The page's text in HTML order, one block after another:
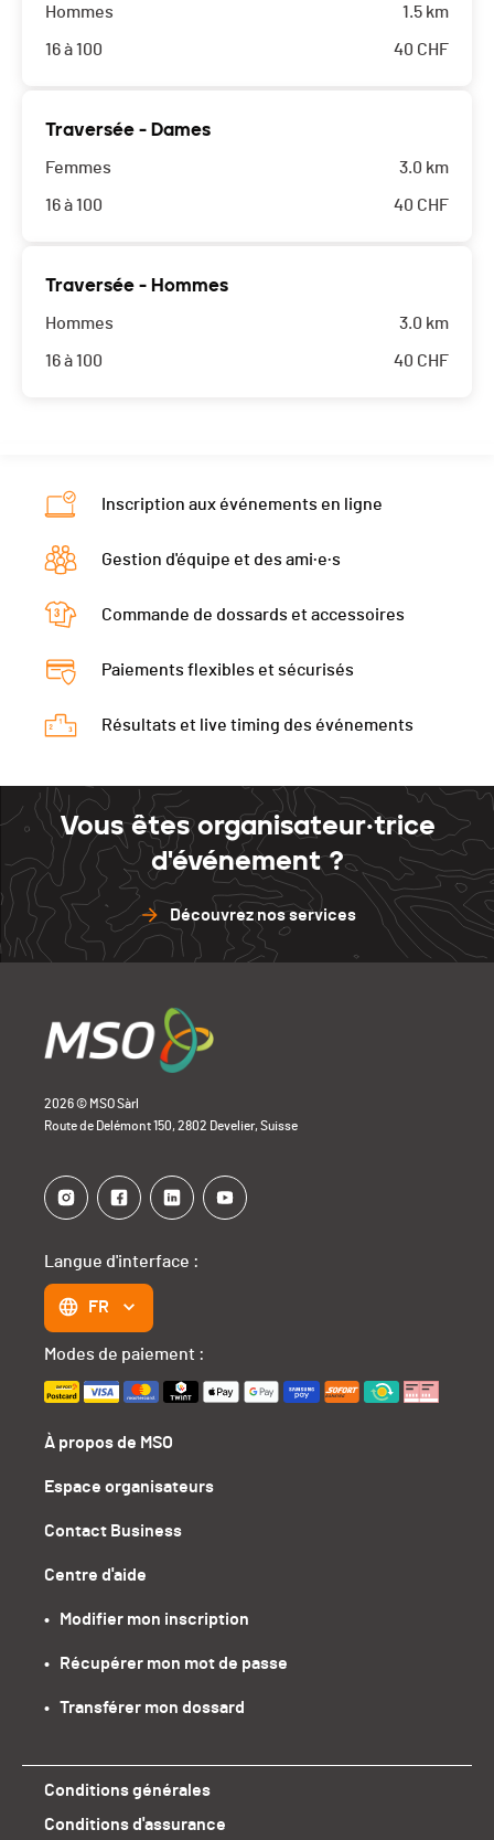
Hommes
16 à 100
1.5 km
40 CHF
Cette course est complète !
Traversée - Dames
Femmes
16 à 100
3.0 km
40 CHF
Cette course est complète !
Traversée - Hommes
Hommes
16 à 100
3.0 km
40 CHF
Inscription aux événements en ligne
Gestion d'équipe et des ami·e·s
Commande de dossards et accessoires
Paiements flexibles et sécurisés
Résultats et live timing des événements
Vous êtes organisateur·trice
d'événement ?
Découvrez nos services
2026 © MSO Sàrl
Route de Delémont 150, 2802 Develier, Suisse
À propos de MSO
Espace organisateurs
Contact Business
Centre d'aide
•   Modifier mon inscription
•   Récupérer mon mot de passe
•   Transférer mon dossard
Langue d'interface :
FR
Modes de paiement :
Conditions générales
Conditions d'assurance